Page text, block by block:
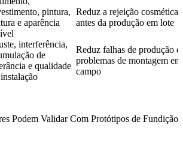
pintura,
e aparência
Reduz a rejeição cosmética
antes da produção em lote
interferência,
de
e qualidade
Reduz falhas de produção e
problemas de montagem em
campo
Podem Validar Com Protótipos de Fundição